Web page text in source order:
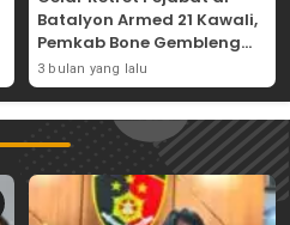
Batalyon Armed 21 Kawali,
Pemkab Bone Gembleng
Kedisiplinan Camat dan
Pimpinan OPD
3 bulan yang lalu